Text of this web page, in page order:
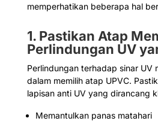
memperhatikan beberapa hal
1. Pastikan Atap
Perlindungan UV
Perlindungan terhadap sinar UV
dalam memilih atap UPVC.
lapisan anti UV yang dirancang
Memantulkan panas matahari